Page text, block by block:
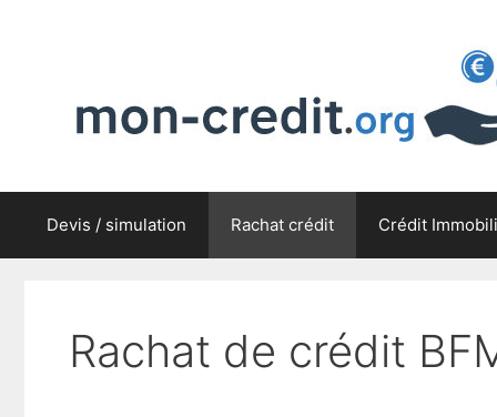
Devis / simulation Rachat crédit Crédit
Rachat de crédit